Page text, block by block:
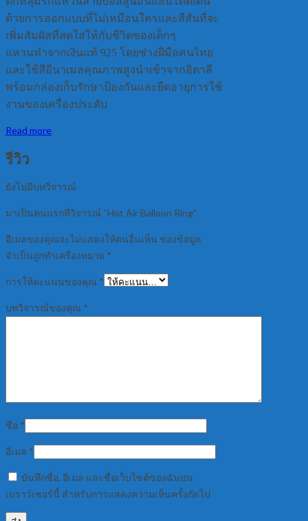
ด้วยการออกแบบที่ไม่เหมือนใครและสีสันที่จะ
เพิ่มสัมผัสที่สดใสให้กับชีวิตของเด็กๆ
แหวนทำจากเงินแท้ 925 โดยช่างฝีมือคนไทย
และใช้สีอีนาเมลคุณภาพสูงนำเข้าจากอิตาลี
พร้อมกล่องเก็บรักษาป้องกันและยืดอายุการใช้
งานของเครื่องประดับ
Read more
รีวิว
ยังไม่มีบทวิจารณ์
มาเป็นคนแรกที่วิจารณ์ “Hot Air Balloon Ring”
อีเมลของคุณจะไม่แสดงให้คนอื่นเห็น ช่องข้อมูล
จำเป็นถูกทำเครื่องหมาย *
การให้คะแนนของคุณ *
บทวิจารณ์ของคุณ *
ชื่อ *
อีเมล *
บันทึกชื่อ, อีเมล และชื่อเว็บไซต์ของฉันบน
เบราว์เซอร์นี้ สำหรับการแสดงความเห็นครั้งถัดไป